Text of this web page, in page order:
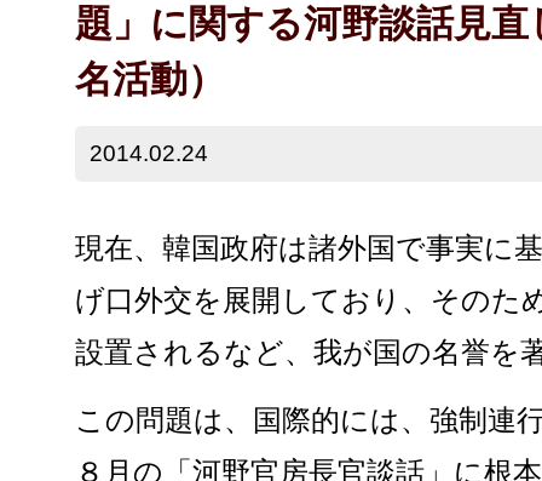
題」に関する河野談話見
名活動）
2014.02.24
現在、韓国政府は諸外国で事実に
げ口外交を展開しており、そのた
設置されるなど、我が国の名誉
この問題は、国際的には、強制連
８月の「河野官房長官談話」に根